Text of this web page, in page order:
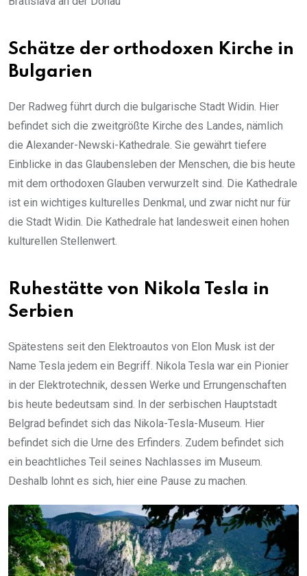
Schätze der orthodoxen Kirche in
Bulgarien
Der Radweg führt durch die bulgarische Stadt Widin. Hier
befindet sich die zweitgrößte Kirche des Landes, nämlich
die Alexander-Newski-Kathedrale. Sie gewährt tiefere
Einblicke in das Glaubensleben der Menschen, die bis heute
mit dem orthodoxen Glauben verwurzelt sind. Die Kathedrale
ist ein wichtiges kulturelles Denkmal, und zwar nicht nur für
die Stadt Widin. Die Kathedrale hat landesweit einen hohen
kulturellen Stellenwert.
Ruhestätte von Nikola Tesla in
Serbien
Spätestens seit den Elektroautos von Elon Musk ist der
Name Tesla jedem ein Begriff. Nikola Tesla war ein Pionier
in der Elektrotechnik, dessen Werke und Errungenschaften
bis heute bedeutsam sind. In der serbischen Hauptstadt
Belgrad befindet sich das Nikola-Tesla-Museum. Hier
befindet sich die Urne des Erfinders. Zudem befindet sich
ein beachtliches Teil seines Nachlasses im Museum.
Deshalb lohnt es sich, hier eine Pause zu machen.